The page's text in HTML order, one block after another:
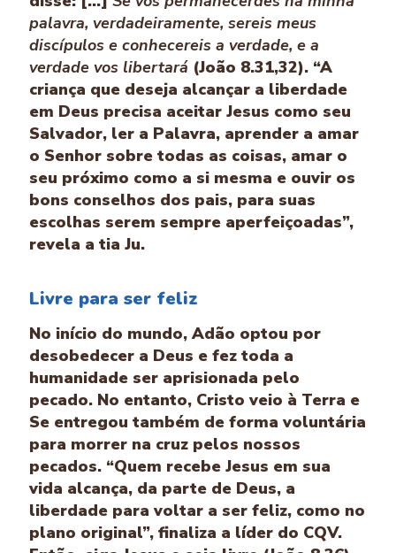
palavra, verdadeiramente, sereis meus
discípulos e conhecereis a verdade, e a
verdade vos libertará (João 8.31,32). “A
criança que deseja alcançar a liberdade
em Deus precisa aceitar Jesus como seu
Salvador, ler a Palavra, aprender a amar
o Senhor sobre todas as coisas, amar o
seu próximo como a si mesma e ouvir os
bons conselhos dos pais, para suas
escolhas serem sempre aperfeiçoadas”,
revela a tia Ju.
Livre para ser feliz
No início do mundo, Adão optou por
desobedecer a Deus e fez toda a
humanidade ser aprisionada pelo
pecado. No entanto, Cristo veio à Terra e
Se entregou também de forma voluntária
para morrer na cruz pelos nossos
pecados. “Quem recebe Jesus em sua
vida alcança, da parte de Deus, a
liberdade para voltar a ser feliz, como no
plano original”, finaliza a líder do CQV.